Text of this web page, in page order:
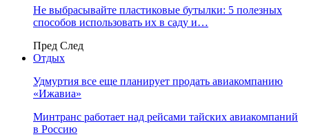
Не выбрасывайте пластиковые бутылки: 5 полезных
способов использовать их в саду и…
Пред След
Отдых
Удмуртия все еще планирует продать авиакомпанию
«Ижавиа»
Минтранс работает над рейсами тайских авиакомпаний
в Россию